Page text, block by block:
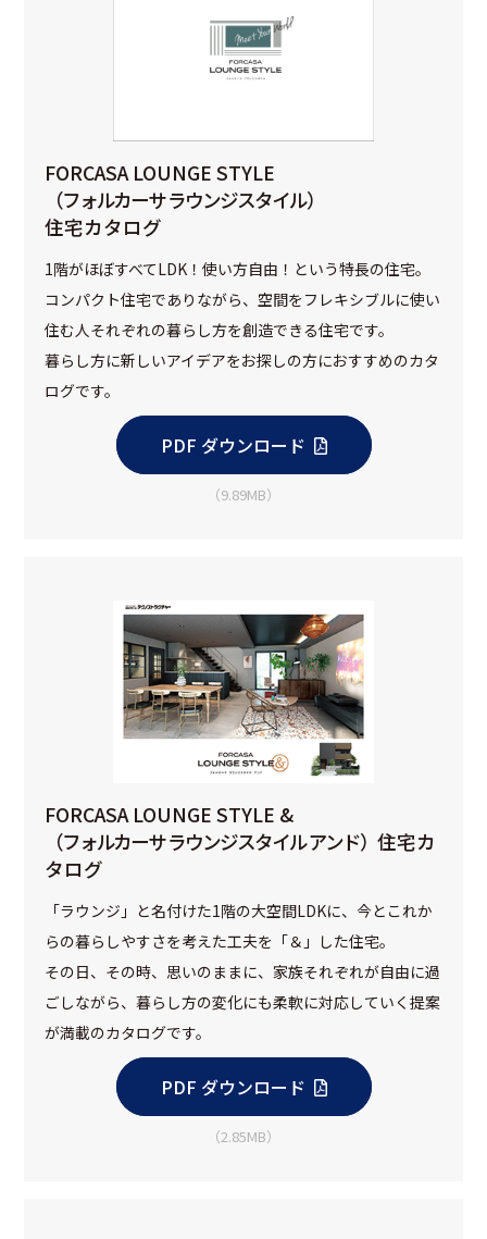
FORCASA LOUNGE STYLE
（フォルカーサ ラウンジスタイル）
住宅カタログ
1階がほぼすべてLDK！使い方自由！という特長の住宅。
コンパクト住宅でありながら、空間をフレキシブルに使い
住む人それぞれの暮らし方を創造できる住宅です。
暮らし方に新しいアイデアをお探しの方におすすめのカタ
ログです。
PDF ダウンロード
（9.89MB）
FORCASA LOUNGE STYLE &
（フォルカーサ ラウンジスタイル アンド） 住宅カ
タログ
「ラウンジ」と名付けた1階の大空間LDKに、今とこれか
らの暮らしやすさを考えた工夫を「＆」した住宅。
その日、その時、思いのままに、家族それぞれが自由に過
ごしながら、暮らし方の変化にも柔軟に対応していく提案
が満載のカタログです。
PDF ダウンロード
（2.85MB）